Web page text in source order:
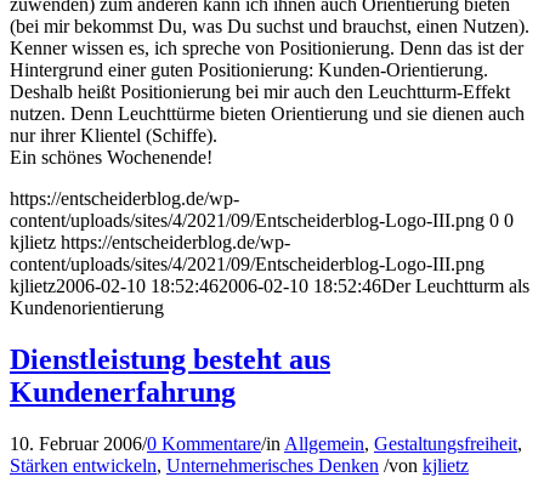
(bei mir bekommst Du, was Du suchst und brauchst, einen Nutzen).
Kenner wissen es, ich spreche von Positionierung. Denn das ist der
Hintergrund einer guten Positionierung: Kunden-Orientierung.
Deshalb heißt Positionierung bei mir auch den Leuchtturm-Effekt
nutzen. Denn Leuchttürme bieten Orientierung und sie dienen auch
nur ihrer Klientel (Schiffe).
Ein schönes Wochenende!
https://entscheiderblog.de/wp-
content/uploads/sites/4/2021/09/Entscheiderblog-Logo-III.png 0 0
kjlietz https://entscheiderblog.de/wp-
content/uploads/sites/4/2021/09/Entscheiderblog-Logo-III.png
kjlietz2006-02-10 18:52:462006-02-10 18:52:46Der Leuchtturm als
Kundenorientierung
Dienstleistung besteht aus
Kundenerfahrung
10. Februar 2006/0 Kommentare/in Allgemein, Gestaltungsfreiheit,
Stärken entwickeln, Unternehmerisches Denken /von kjlietz